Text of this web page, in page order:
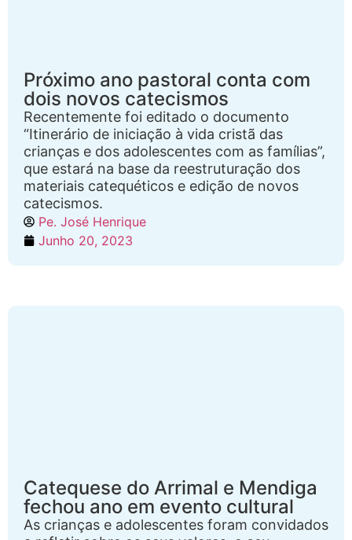
Próximo ano pastoral conta com
dois novos catecismos
Recentemente foi editado o documento
“Itinerário de iniciação à vida cristã das
crianças e dos adolescentes com as famílias”,
que estará na base da reestruturação dos
materiais catequéticos e edição de novos
catecismos.
Pe. José Henrique
Junho 20, 2023
Catequese do Arrimal e Mendiga
fechou ano em evento cultural
As crianças e adolescentes foram convidados